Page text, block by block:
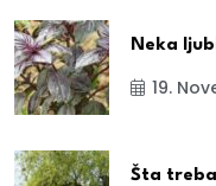
Neka
19.
Šta